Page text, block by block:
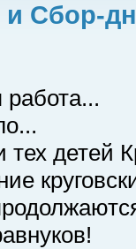
Сбор-
детей